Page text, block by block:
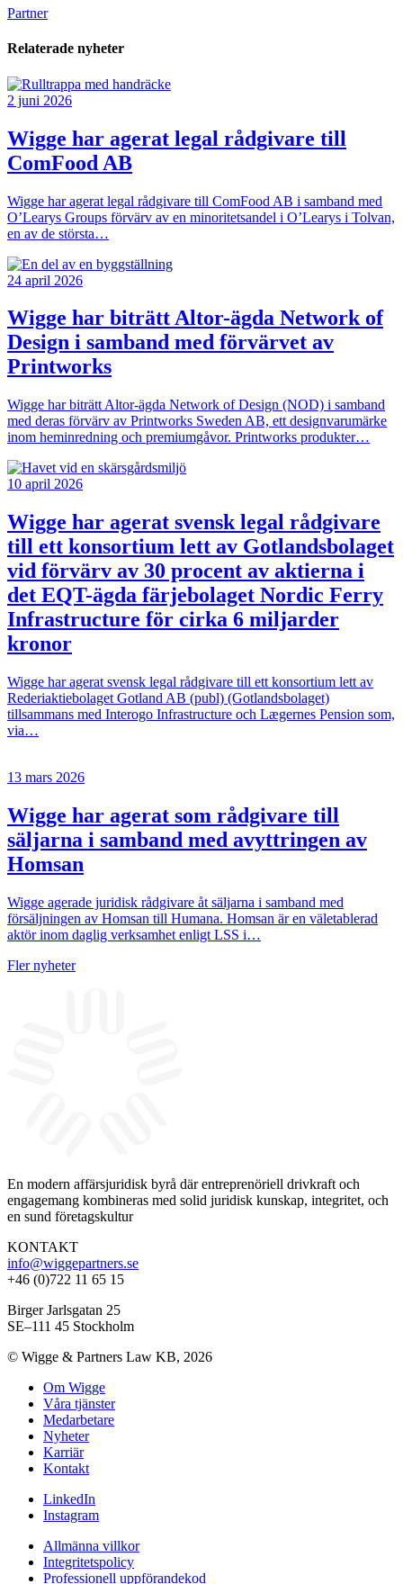
Partner
Relaterade nyheter
2 juni 2026
Wigge har agerat legal rådgivare till
ComFood AB
Wigge har agerat legal rådgivare till ComFood AB i samband med
O’Learys Groups förvärv av en minoritetsandel i O’Learys i Tolvan,
en av de största…
24 april 2026
Wigge har biträtt Altor-ägda Network of
Design i samband med förvärvet av
Printworks
Wigge har biträtt Altor-ägda Network of Design (NOD) i samband
med deras förvärv av Printworks Sweden AB, ett designvarumärke
inom heminredning och premiumgåvor. Printworks produkter…
10 april 2026
Wigge har agerat svensk legal rådgivare
till ett konsortium lett av Gotlandsbolaget
vid förvärv av 30 procent av aktierna i
det EQT-ägda färjebolaget Nordic Ferry
Infrastructure för cirka 6 miljarder
kronor
Wigge har agerat svensk legal rådgivare till ett konsortium lett av
Rederiaktiebolaget Gotland AB (publ) (Gotlandsbolaget)
tillsammans med Interogo Infrastructure och Lægernes Pension som,
via…
13 mars 2026
Wigge har agerat som rådgivare till
säljarna i samband med avyttringen av
Homsan
Wigge agerade juridisk rådgivare åt säljarna i samband med
försäljningen av Homsan till Humana. Homsan är en väletablerad
aktör inom daglig verksamhet enligt LSS i…
Fler nyheter
En modern affärsjuridisk byrå där entreprenöriell drivkraft och
engagemang kombineras med solid juridisk kunskap, integritet, och
en sund företagskultur
KONTAKT
info@wiggepartners.se
+46 (0)722 11 65 15
Birger Jarlsgatan 25
SE–111 45 Stockholm
© Wigge & Partners Law KB, 2026
Om Wigge
Våra tjänster
Medarbetare
Nyheter
Karriär
Kontakt
LinkedIn
Instagram
Allmänna villkor
Integritetspolicy
Professionell uppförandekod